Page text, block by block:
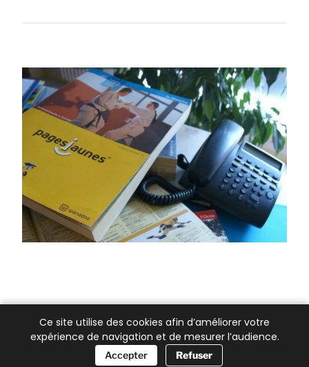
Ce site utilise des cookies afin d’améliorer votre
expérience de navigation et de mesurer l’audience.
Accepter Refuser📞 Besoin d’aide ?